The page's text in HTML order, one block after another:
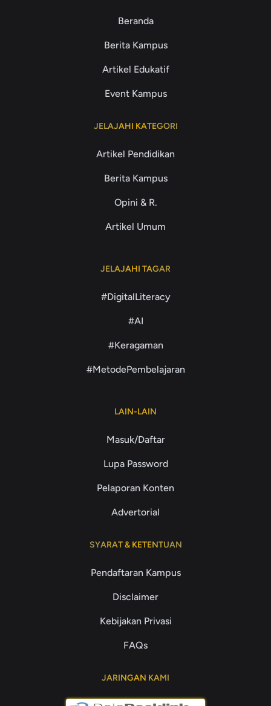
Beranda
Berita Kampus
Artikel Edukatif
Event Kampus
JELAJAHI KATEGORI
Artikel Pendidikan
Berita Kampus
Opini & R.
Artikel Umum
JELAJAHI TAGAR
#DigitalLiteracy
#AI
#Keragaman
#MetodePembelajaran
LAIN-LAIN
Masuk/Daftar
Lupa Password
Pelaporan Konten
Advertorial
SYARAT & KETENTUAN
Pendaftaran Kampus
Disclaimer
Kebijakan Privasi
FAQs
JARINGAN KAMI